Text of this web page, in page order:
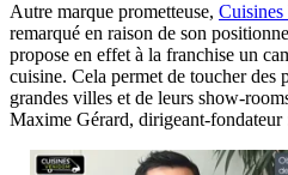
Autre marque prometteuse,
remarqué en raison de son
propose en effet à la franchise un
cuisine. Cela permet de toucher des
grandes villes et de leurs show-
Maxime Gérard, dirigeant-fondateur